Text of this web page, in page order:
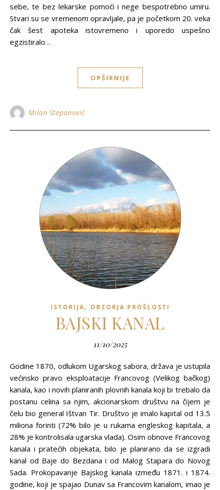
sebe, te bez lekarske pomoći i nege bespotrebno umiru.
Stvari su se vremenom opravljale, pa je početkom 20. veka
čak šest apoteka istovremeno i uporedo uspešno
egzistiralo…
OPŠIRNIJE
Milan Stepanović
ISTORIJA, OBZORJA PROŠLOSTI
BAJSKI KANAL
11/10/2025
Godine 1870, odlukom Ugarskog sabora, država je ustupila
većinsko pravo eksploatacije Francovog (Velikog bačkog)
kanala, kao i novih planiranih plovnih kanala koji bi trebalo da
postanu celina sa njim, akcionarskom društvu na čijem je
čelu bio general Ištvan Tir. Društvo je imalo kapital od 13.5
miliona forinti (72% bilo je u rukama engleskog kapitala, a
28% je kontrolisala ugarska vlada). Osim obnove Francovog
kanala i pratećih objekata, bilo je planirano da se izgradi
kanal od Baje do Bezdana i od Malog Stapara do Novog
Sada. Prokopavanje Bajskog kanala između 1871. i 1874.
godine, koji je spajao Dunav sa Francovim kanalom, imao je